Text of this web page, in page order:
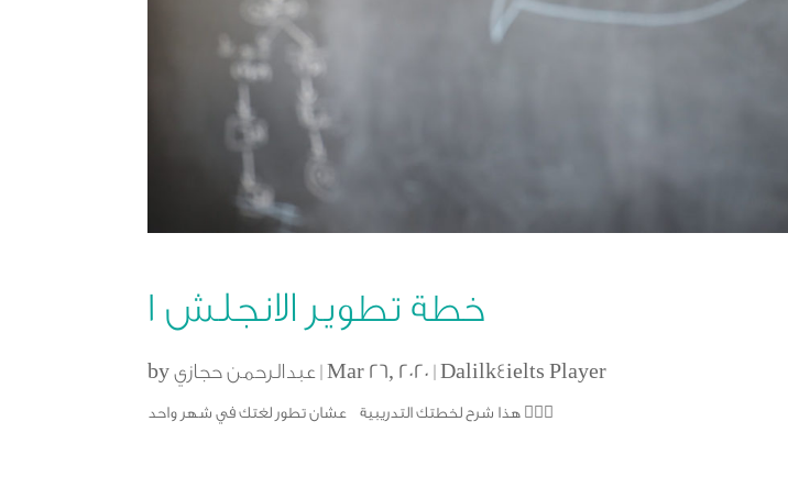
خطة تطوير الانجلش ١
byعبدالرحمن حجازي|Mar 26, 2020 |Dalilk4ielts Player
هذا شرح لخطتك التدريبية عشان تطور لغتك في شهر واحد 🙅🏻‍♂️